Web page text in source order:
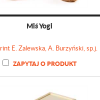
Miś Yogi
E. Zalewska, A. Burzyński, sp.j.
ZAPYTAJ O PRODUKT